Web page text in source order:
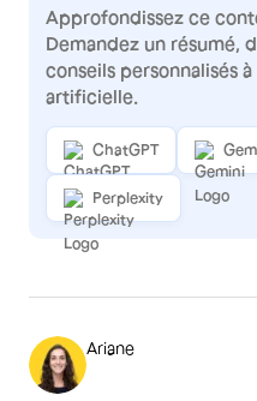
Approfondissez ce
Demandez un résumé,
conseils personnalisés
artificielle.
ChatGPT
Perplexity
Ariane